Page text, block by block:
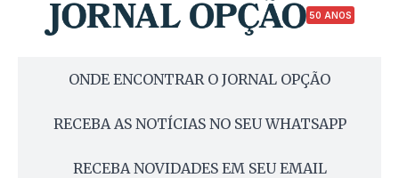
50 ANOS
ONDE ENCONTRAR O JORNAL OPÇÃO
RECEBA AS NOTÍCIAS NO SEU WHATSAPP
RECEBA NOVIDADES EM SEU EMAIL